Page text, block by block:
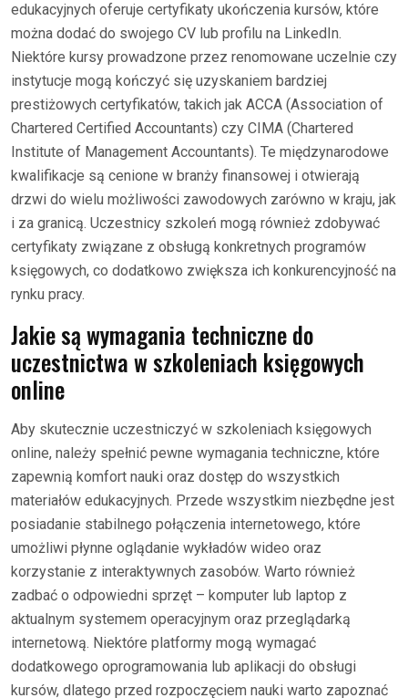
edukacyjnych oferuje certyfikaty ukończenia kursów, które
można dodać do swojego CV lub profilu na LinkedIn.
Niektóre kursy prowadzone przez renomowane uczelnie czy
instytucje mogą kończyć się uzyskaniem bardziej
prestiżowych certyfikatów, takich jak ACCA (Association of
Chartered Certified Accountants) czy CIMA (Chartered
Institute of Management Accountants). Te międzynarodowe
kwalifikacje są cenione w branży finansowej i otwierają
drzwi do wielu możliwości zawodowych zarówno w kraju, jak
i za granicą. Uczestnicy szkoleń mogą również zdobywać
certyfikaty związane z obsługą konkretnych programów
księgowych, co dodatkowo zwiększa ich konkurencyjność na
rynku pracy.
Jakie są wymagania techniczne do
uczestnictwa w szkoleniach księgowych
online
Aby skutecznie uczestniczyć w szkoleniach księgowych
online, należy spełnić pewne wymagania techniczne, które
zapewnią komfort nauki oraz dostęp do wszystkich
materiałów edukacyjnych. Przede wszystkim niezbędne jest
posiadanie stabilnego połączenia internetowego, które
umożliwi płynne oglądanie wykładów wideo oraz
korzystanie z interaktywnych zasobów. Warto również
zadbać o odpowiedni sprzęt – komputer lub laptop z
aktualnym systemem operacyjnym oraz przeglądarką
internetową. Niektóre platformy mogą wymagać
dodatkowego oprogramowania lub aplikacji do obsługi
kursów, dlatego przed rozpoczęciem nauki warto zapoznać